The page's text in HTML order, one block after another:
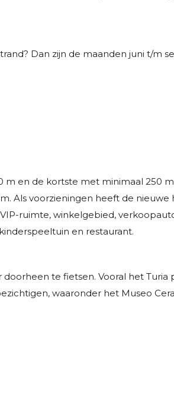
Dan zijn de maanden juni t/m
m en de kortste met minimaal 250
Als voorzieningen heeft de nieuwe
ruimte, winkelgebied,
en restaurant.
te fietsen. Vooral het Turia
waaronder het Museo